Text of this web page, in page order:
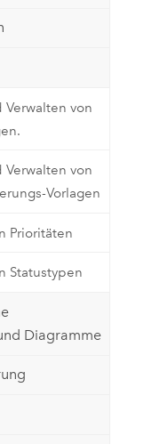
Technologie
und
Produkte
Verwalten von
Verwalten von
Vorlagen
Prioritäten
Statustypen
Diagramme